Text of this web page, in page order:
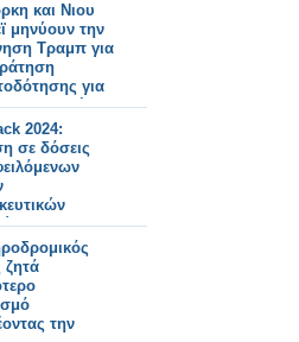
και Νιου
μηνύουν την
Τραμπ για
για
2024:
σε δόσεις
προς τον
ζητά
την